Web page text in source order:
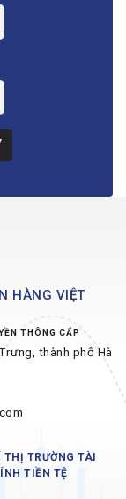
HÀNG VIỆT
THÔNG CẤP
thành phố Hà
TRƯỜNG TÀI
TIỀN TỆ